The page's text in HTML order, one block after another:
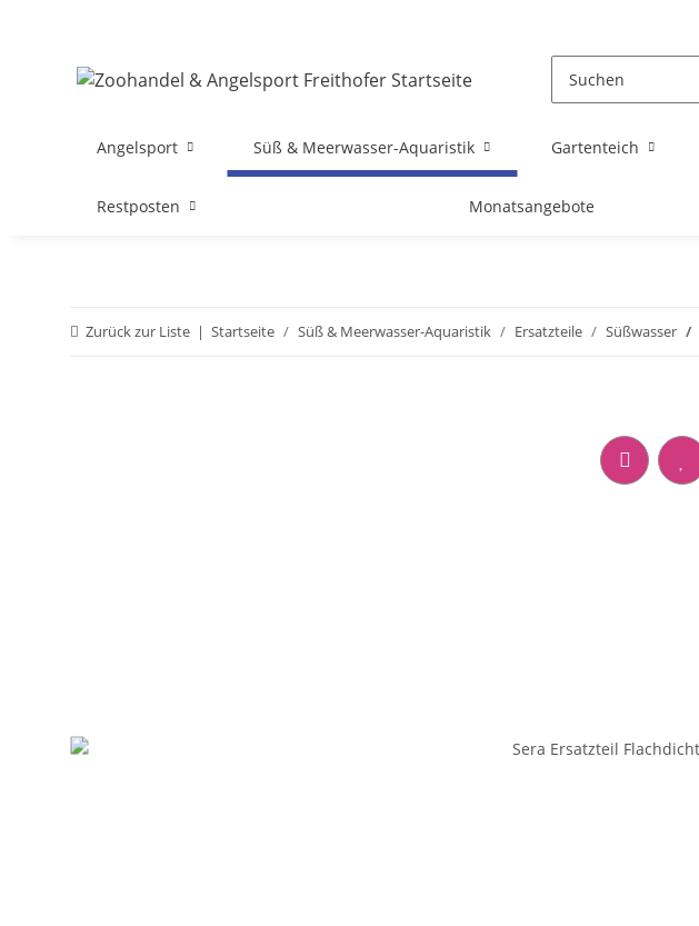
Angelsport Süß & Meerwasser-Aquaristik Gartenteich
Restposten Monatsangebote
Zurück zur Liste Startseite Süß & Meerwasser-Aquaristik Ersatzteile Süßwasser